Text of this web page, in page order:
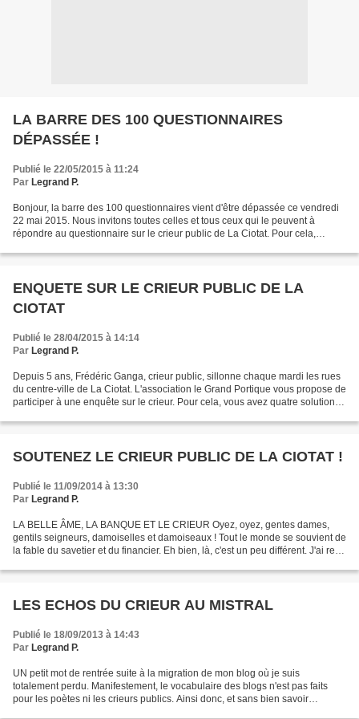
LA BARRE DES 100 QUESTIONNAIRES
DÉPASSÉE !
Publié le 22/05/2015 à 11:24
Par Legrand P.
Bonjour, la barre des 100 questionnaires vient d'être dépassée ce vendredi
22 mai 2015. Nous invitons toutes celles et tous ceux qui le peuvent à
répondre au questionnaire sur le crieur public de La Ciotat. Pour cela,
ENQUETE SUR LE CRIEUR PUBLIC DE LA
CIOTAT
Publié le 28/04/2015 à 14:14
Par Legrand P.
Depuis 5 ans, Frédéric Ganga, crieur public, sillonne chaque mardi les rues
du centre-ville de La Ciotat. L'association le Grand Portique vous propose de
participer à une enquête sur le crieur. Pour cela, vous avez quatre solutions :
SOUTENEZ LE CRIEUR PUBLIC DE LA CIOTAT !
Publié le 11/09/2014 à 13:30
Par Legrand P.
LA BELLE ÂME, LA BANQUE ET LE CRIEUR Oyez, oyez, gentes dames,
gentils seigneurs, damoiselles et damoiseaux ! Tout le monde se souvient de
la fable du savetier et du financier. Eh bien, là, c'est un peu différent. J'ai reçu
LES ECHOS DU CRIEUR AU MISTRAL
Publié le 18/09/2013 à 14:43
Par Legrand P.
UN petit mot de rentrée suite à la migration de mon blog où je suis
totalement perdu. Manifestement, le vocabulaire des blogs n'est pas faits
pour les poètes ni les crieurs publics. Ainsi donc, et sans bien savoir